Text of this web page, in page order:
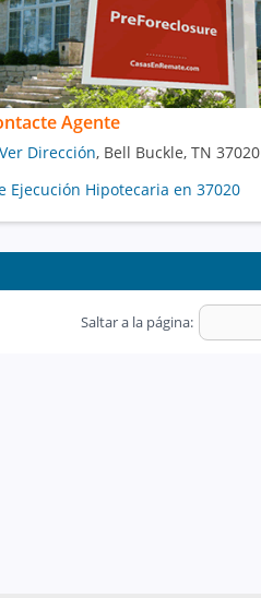
Agente
Dirección, Bell Buckle, TN 37020
Ejecución Hipotecaria en 37020
Saltar a la página: